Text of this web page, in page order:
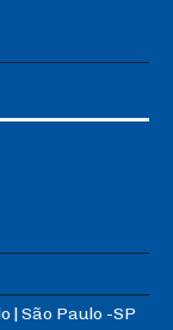
| São Paulo -SP